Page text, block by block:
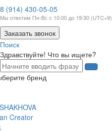
8 (914) 430-05-05
Мы ответим Пн-Вс с 10:00 до 19:30 (UTC+9)
Заказать звонок
Поиск
Здравствуйте! Что вы ищете?
бренд
Creator